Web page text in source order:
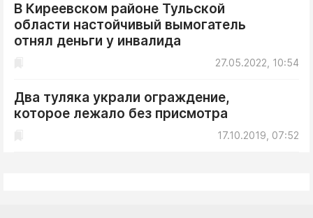
В Киреевском районе Тульской
области настойчивый вымогатель
отнял деньги у инвалида
27.05.2022, 10:54
Два туляка украли ограждение,
которое лежало без присмотра
17.10.2019, 07:52